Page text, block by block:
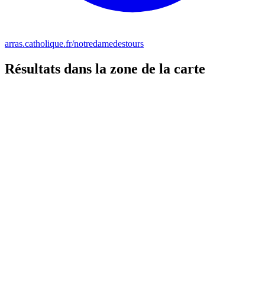
arras.catholique.fr/notredamedestours
Résultats dans la zone de la carte